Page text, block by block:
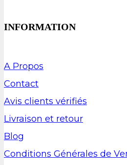
INFORMATION
A Propos
Contact
Avis clients vérifiés
Livraison et retour
Blog
Conditions Générales de